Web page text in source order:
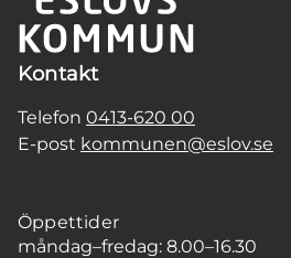
Kontakt
Telefon 0413-620 00
E-post kommunen@eslov.se
Öppettider
måndag–fredag: 8.00–16.30